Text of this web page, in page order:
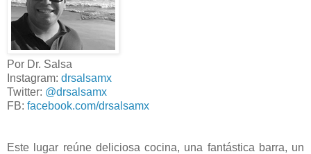
Por Dr. Salsa
Instagram: drsalsamx
Twitter: @drsalsamx
FB: facebook.com/drsalsamx
Este lugar reúne deliciosa cocina, una fantástica barra, un